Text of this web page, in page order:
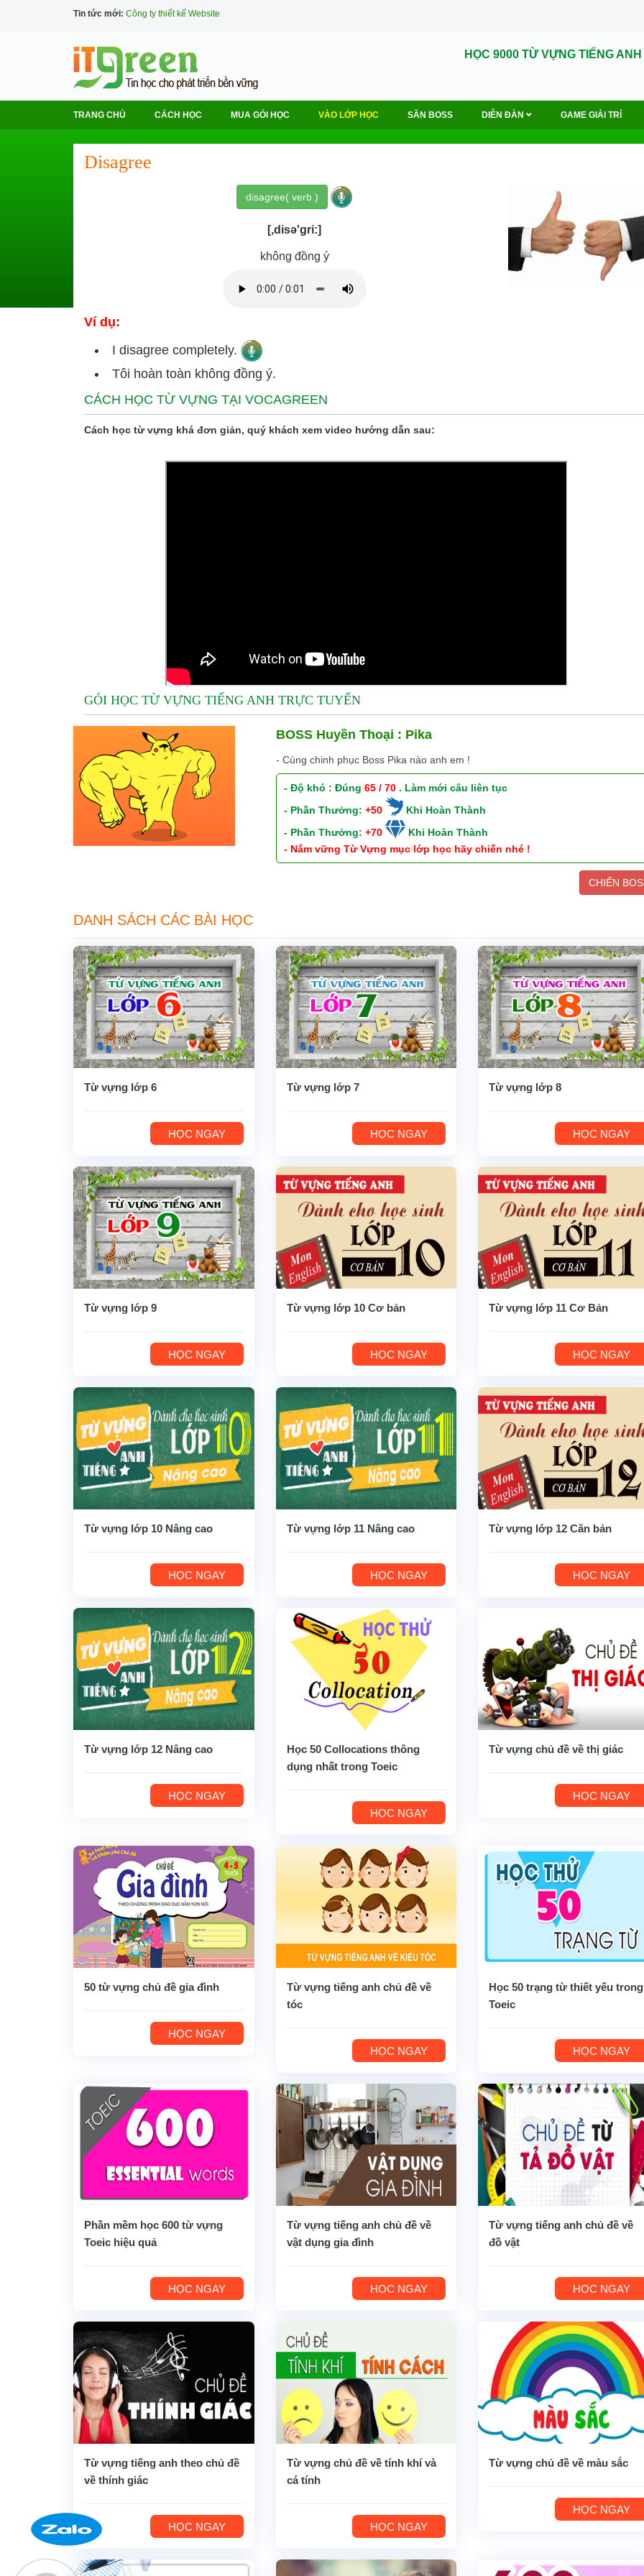
Tin tức mới: Công ty thiết kế Website
HỌC 9000 TỪ VỰNG TIẾNG ANH
TRANG CHỦ CÁCH HỌC MUA GÓI HỌC VÀO LỚP HỌC SĂN BOSS DIỄN ĐÀN GAME GIẢI TRÍ
Disagree
disagree( verb )
[,disə'gri:]
không đồng ý
Ví dụ:
I disagree completely.
Tôi hoàn toàn không đồng ý.
CÁCH HỌC TỪ VỰNG TẠI VOCAGREEN
Cách học từ vựng khá đơn giản, quý khách xem video hướng dẫn sau:
GÓI HỌC TỪ VỰNG TIẾNG ANH TRỰC TUYẾN
BOSS Huyền Thoại : Pika
- Cùng chinh phục Boss Pika nào anh em !
- Độ khó : Đúng 65 / 70. Làm mới câu liên tục
- Phần Thưởng: +50
Khi Hoàn Thành
- Phần Thưởng: +70
Khi Hoàn Thành
- Nắm vững Từ Vựng mục lớp học hãy chiến nhé !
CHIẾN
DANH SÁCH CÁC BÀI HỌC
Từ vựng lớp 6
HỌC NGAY
Từ vựng lớp 7
HỌC NGAY
Từ vựng lớp 8
HỌC NGAY
Từ vựng lớp 9
HỌC NGAY
Từ vựng lớp 10 Cơ bản
HỌC NGAY
Từ vựng lớp 11 Cơ Bản
HỌC NGAY
Từ vựng lớp 10 Nâng cao
HỌC NGAY
Từ vựng lớp 11 Nâng cao
HỌC NGAY
Từ vựng lớp 12 Căn bản
HỌC NGAY
Từ vựng lớp 12 Nâng cao
HỌC NGAY
Học 50 Collocations thông
dụng nhất trong Toeic
HỌC NGAY
Từ vựng chủ đề về thị giác
HỌC NGAY
50 từ vựng chủ đề gia đình
HỌC NGAY
Từ vựng tiếng anh chủ đề về
tóc
HỌC NGAY
Học 50 trạng từ thiết yếu trong
Toeic
HỌC NGAY
Phần mềm học 600 từ vựng
Toeic hiệu quả
HỌC NGAY
Từ vựng tiếng anh chủ đề về
vật dụng gia đình
HỌC NGAY
Từ vựng tiếng anh chủ đề về
đồ vật
HỌC NGAY
Từ vựng tiếng anh theo chủ đề
về thính giác
HỌC NGAY
Từ vựng chủ đề về tính khí và
cá tính
HỌC NGAY
Từ vựng chủ đề về màu sắc
HỌC NGAY